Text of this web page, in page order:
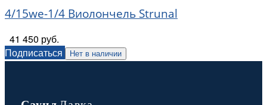
4/15we-1/4 Виолончель Strunal
41 450 руб.
Подписаться
Нет в наличии